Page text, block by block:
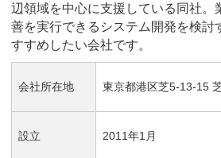
辺領域を中心に支援している同社。
善を実行できるシステム開発を検討
すすめしたい会社です。
会社所在地 東京都港区芝5-13-15
設立 2011年1月